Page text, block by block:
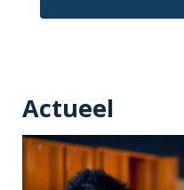
Actueel